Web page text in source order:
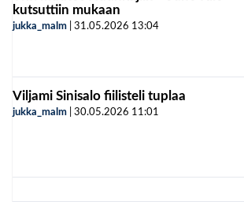
kutsuttiin mukaan
jukka_malm 31.05.2026 13:04
Viljami Sinisalo fiilisteli tuplaa
jukka_malm 30.05.2026 11:01